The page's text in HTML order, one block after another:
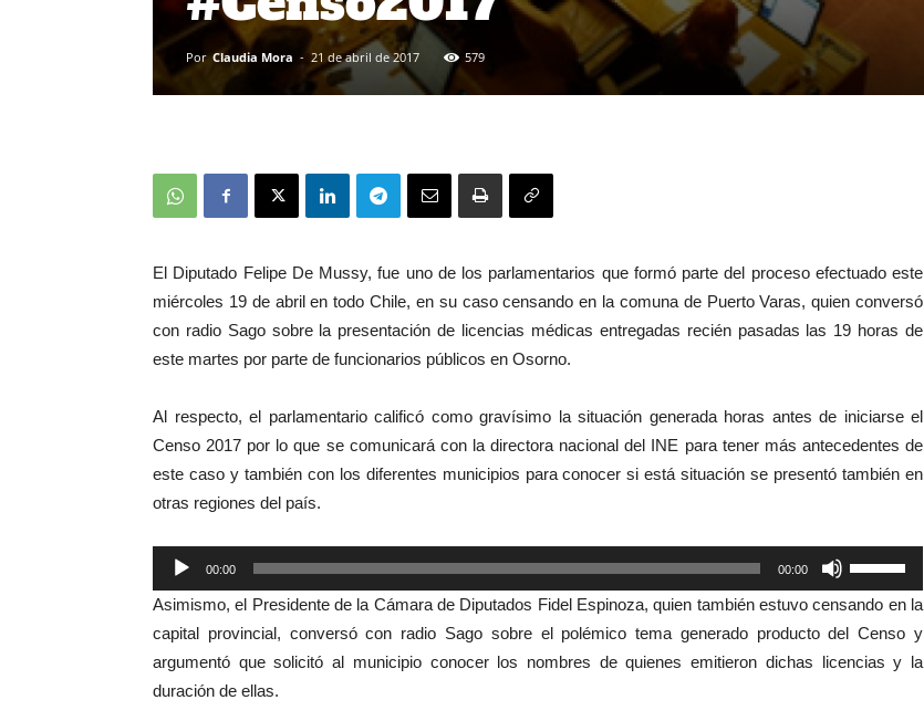
Por Claudia Mora - 21 de abril de 2017 579
El Diputado Felipe De Mussy, fue uno de los parlamentarios que formó parte del proceso efectuado este
miércoles 19 de abril en todo Chile, en su caso censando en la comuna de Puerto Varas, quien conversó
con radio Sago sobre la presentación de licencias médicas entregadas recién pasadas las 19 horas de
este martes por parte de funcionarios públicos en Osorno.
Al respecto, el parlamentario calificó como gravísimo la situación generada horas antes de iniciarse el
Censo 2017 por lo que se comunicará con la directora nacional del INE para tener más antecedentes de
este caso y también con los diferentes municipios para conocer si está situación se presentó también en
otras regiones del país.
Reproductor
de
audio
00:00 00:00
las
teclas
de
flecha
Asimismo, el Presidente de la Cámara de Diputados Fidel Espinoza, quien también estuvo censando en la
capital provincial, conversó con radio Sago sobre el polémico tema generado producto del Censo y
argumentó que solicitó al municipio conocer los nombres de quienes emitieron dichas licencias y la
duración de ellas.